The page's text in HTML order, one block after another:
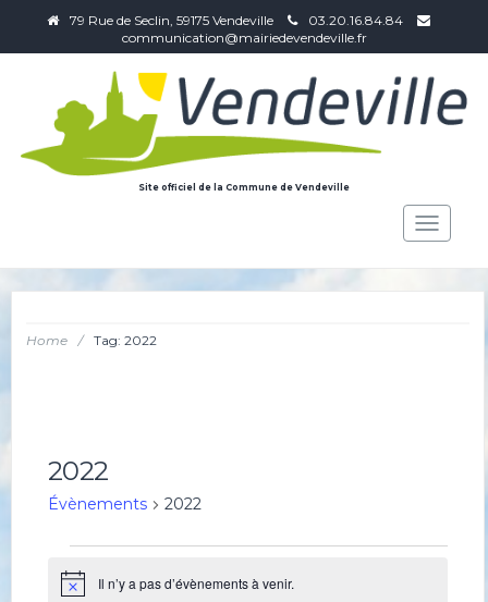
79 Rue de Seclin, 59175 Vendeville
03.20.16.84.84
communication@mairiedevendeville.fr
Site officiel de la Commune de Vendeville
Toggle
Home / Tag: 2022
2022
Évènements 2022
for
Notice Il n’y a pas d’évènements à venir.